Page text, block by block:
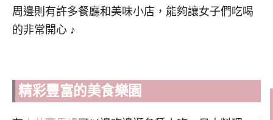
周邊則有許多餐廳和美味小店，能夠讓女子們吃喝
的非常開心 ♪
精彩豐富的美食樂園